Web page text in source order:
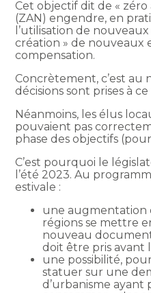
Cet objectif dit de «
(ZAN) engendre, en
l’utilisation de
création » de nouveaux
compensation.
Concrètement, c’est au
décisions sont prises à
Néanmoins, les élus
pouvaient pas
phase des objectifs
C’est pourquoi le
l’été 2023. Au
estivale :
une augmentation
régions se mettre
nouveau
doit être pris avant
une possibilité,
statuer sur une
d’urbanisme ayant